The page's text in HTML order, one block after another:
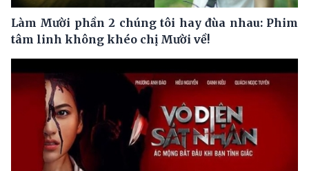
Làm Mười phần 2 chúng tôi hay đùa nhau: Phim
tâm linh không khéo chị Mười về!